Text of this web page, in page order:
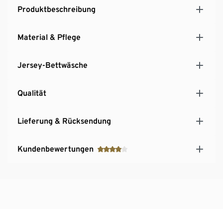
Produktbeschreibung
Material & Pflege
Jersey-Bettwäsche
Qualität
Lieferung & Rücksendung
Kundenbewertungen